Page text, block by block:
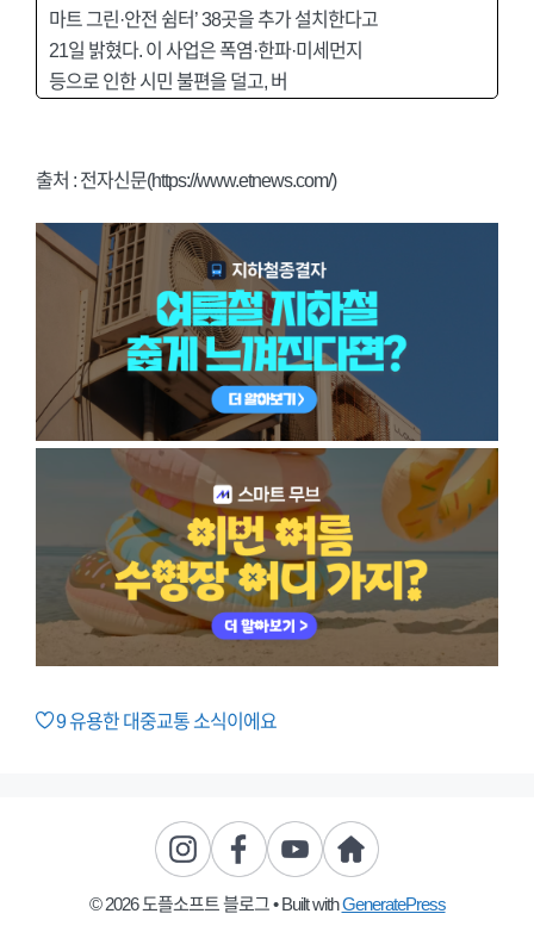
마트 그린·안전 쉼터’ 38곳을 추가 설치한다고
21일 밝혔다. 이 사업은 폭염·한파·미세먼지
등으로 인한 시민 불편을 덜고, 버
출처 : 전자신문(https://www.etnews.com/)
9유용한 대중교통 소식이에요
© 2026 도플소프트 블로그• Built withGeneratePress